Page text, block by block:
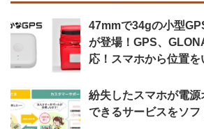
47mmで34gの小型
が登場！GPS、
応！スマホから位置を
紛失したスマホが電
できるサービスをソ